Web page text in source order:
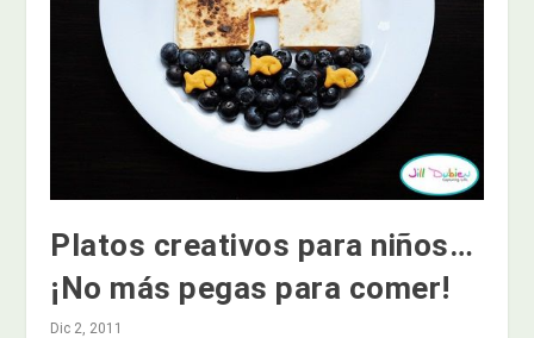
Platos creativos para niños…
¡No más pegas para comer!
Dic 2, 2011